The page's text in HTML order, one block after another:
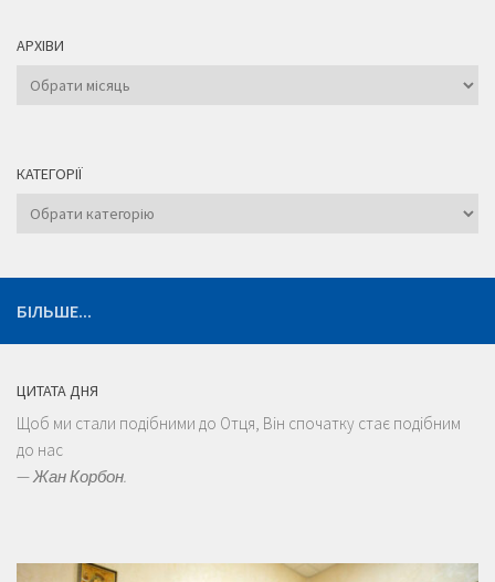
АРХІВИ
Архіви
КАТЕГОРІЇ
Категорії
БІЛЬШЕ...
ЦИТАТА ДНЯ
Щоб ми стали подібними до Отця, Він спочатку стає подібним
до нас
—Жан Корбон.